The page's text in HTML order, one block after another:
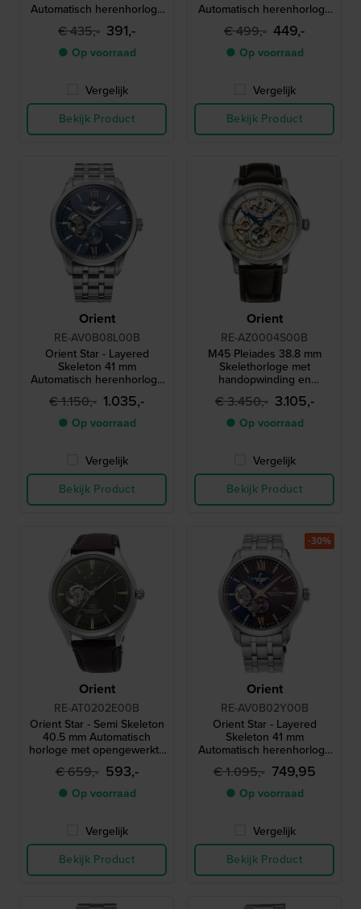
Automatisch herenhorloge
met open hart wijzerplaat
€ 435,- 391,-
● Op voorraad
Vergelijk
Bekijk Product
Automatisch herenhorloge
met open hart wijzerplaat
€ 499,- 449,-
● Op voorraad
Vergelijk
Bekijk Product
Orient
RE-AV0B08L00B
Orient Star - Layered
Skeleton 41 mm
Automatisch herenhorloge
met gangreserve
€ 1.150,- 1.035,-
● Op voorraad
Vergelijk
Bekijk Product
Orient
RE-AZ0004S00B
M45 Pleiades 38.8 mm
Skelethorloge met
handopwinding en
gangreserve
€ 3.450,- 3.105,-
● Op voorraad
Vergelijk
Bekijk Product
Orient
RE-AT0202E00B
Orient Star - Semi Skeleton
40.5 mm Automatisch
horloge met opengewerkte
wijzerplaat
€ 659,- 593,-
● Op voorraad
Vergelijk
Bekijk Product
Orient
RE-AV0B02Y00B
Orient Star - Layered
Skeleton 41 mm
Automatisch herenhorloge
met gangreserve
€ 1.095,- 749,95
● Op voorraad
Vergelijk
Bekijk Product
-30%